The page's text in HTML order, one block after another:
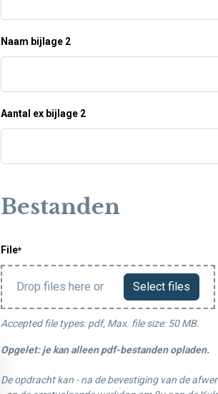
Naam bijlage 2
Aantal ex bijlage 2
Bestanden
File*
Drop files here or Select files
Accepted file types: pdf, Max. file size: 50 MB.
Opgelet: je kan alleen pdf-bestanden opladen.
De opdracht kan - na de bevestiging van de